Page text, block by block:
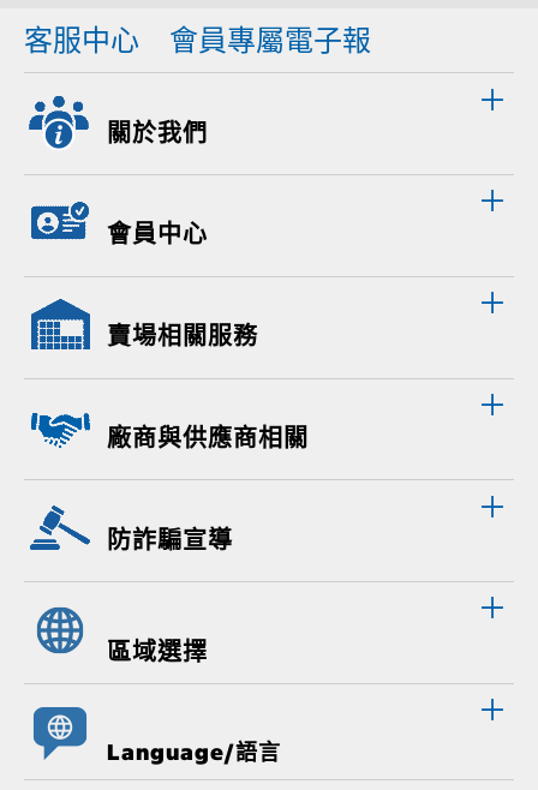
客服中心 會員專屬電子報
關於我們
會員中心
賣場相關服務
廠商與供應商相關
防詐騙宣導
區域選擇
Language/語言